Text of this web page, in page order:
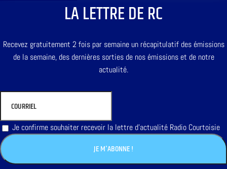
LA LETTRE DE RC
Recevez gratuitement 2 fois par semaine un récapitulatif des émissions
de la semaine, des dernières sorties de nos émissions et de notre
actualité.
Je confirme souhaiter recevoir la lettre d'actualité Radio Courtoisie